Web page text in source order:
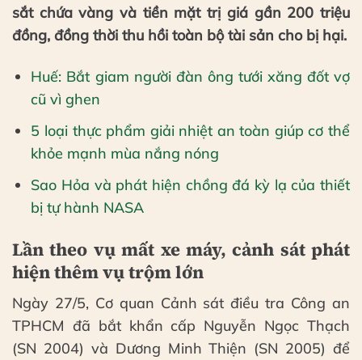
sắt chứa vàng và tiền mặt trị giá gần 200 triệu
đồng, đồng thời thu hồi toàn bộ tài sản cho bị hại.
Huế: Bắt giam người đàn ông tưới xăng đốt vợ
cũ vì ghen
5 loại thực phẩm giải nhiệt an toàn giúp cơ thể
khỏe mạnh mùa nắng nóng
Sao Hỏa và phát hiện chồng đá kỳ lạ của thiết
bị tự hành NASA
Lần theo vụ mất xe máy, cảnh sát phát
hiện thêm vụ trộm lớn
Ngày 27/5, Cơ quan Cảnh sát điều tra Công an
TPHCM đã bắt khẩn cấp Nguyễn Ngọc Thạch
(SN 2004) và Dương Minh Thiện (SN 2005) để